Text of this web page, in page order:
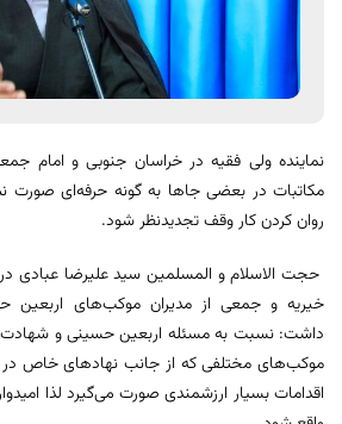
نماینده ولی فقیه در خراسان جنوبی و امام
مکاتبات در بعضی جاها به گونه حرفه‌ای صورت
روان کردن کار وقف تجدیدنظر شود.
حجت الاسلام و المسلمین سید علیرضا عبادی در
خیریه و جمعی از مدیران موکب‌های اربعین
داشت: نسبت به مسئله اربعین حسینی و شهادت
موکب‌های مختلفی که از جانب نهادهای خاص در
اقدامات بسیار ارزشمندی صورت می‌گیرد لذا